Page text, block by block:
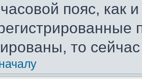
пояс, как
то